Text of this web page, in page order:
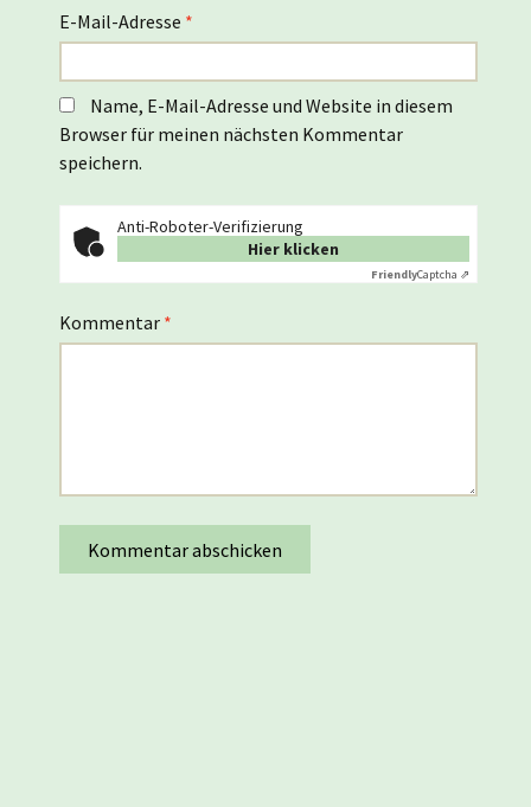
E-Mail-Adresse *
Name, E-Mail-Adresse und Website in diesem
Browser für meinen nächsten Kommentar
speichern.
Anti-Roboter-Verifizierung
Hier klicken
FriendlyCaptcha ⇗
Kommentar *